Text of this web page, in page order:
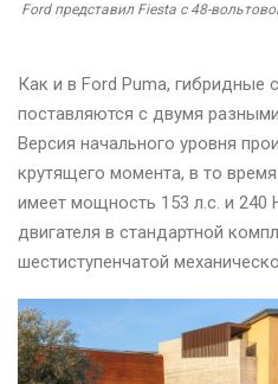
Ford представил Fiesta с 48-
Как и в Ford Puma, гибридные
поставляются с двумя
Версия начального уровня
крутящего момента, в то
имеет мощность 153 л.с. и 240
двигателя в стандартной
шестиступенчатой